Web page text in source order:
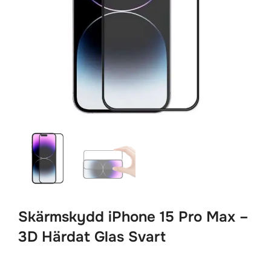
Skärmskydd iPhone 15 Pro Max –
3D Härdat Glas Svart